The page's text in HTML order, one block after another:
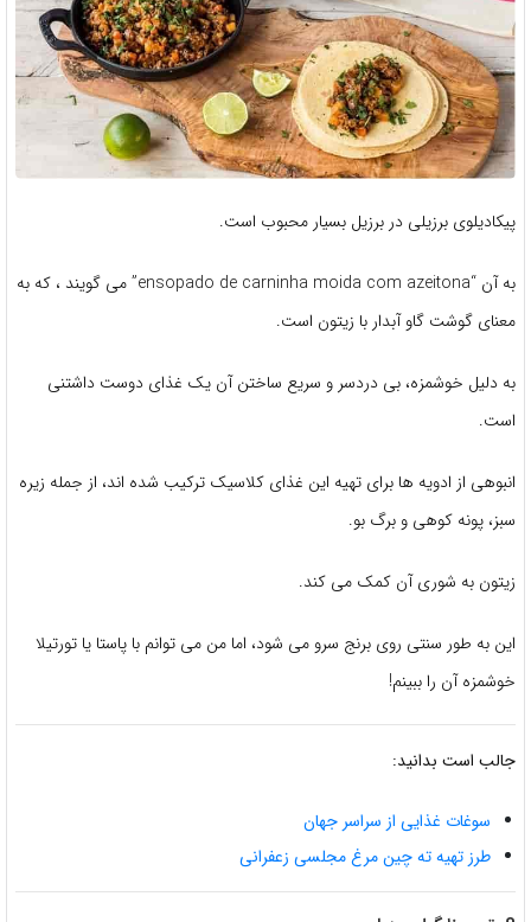
پیکادیلوی برزیلی در برزیل بسیار محبوب است.
به آن “ensopado de carninha moida com azeitona” می گویند ، که به
معنای گوشت گاو آبدار با زیتون است.
به دلیل خوشمزه، بی دردسر و سریع ساختن آن یک غذای دوست داشتنی
است.
انبوهی از ادویه ها برای تهیه این غذای کلاسیک ترکیب شده اند، از جمله زیره
سبز، پونه کوهی و برگ بو.
زیتون به شوری آن کمک می کند.
این به طور سنتی روی برنج سرو می شود، اما من می توانم با پاستا یا تورتیلا
خوشمزه آن را ببینم!
جالب است بدانید:
سوغات غذایی از سراسر جهان
طرز تهیه ته چین مرغ مجلسی زعفرانی